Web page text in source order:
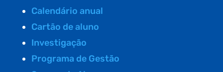
Calendário anual
Cartão de aluno
Investigação
Programa de Gestão